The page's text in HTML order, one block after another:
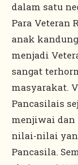
dalam satu
Para Veteran
anak
menjadi
sangat
masyarakat.
Pancasilais
menjiwai
nilai-nilai
Pancasila.